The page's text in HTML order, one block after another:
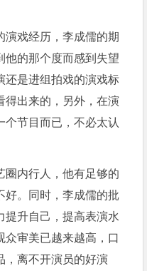
演戏经历，李成儒的期
他的那个度而感到失望
还是进组拍戏的演戏标
得出来的，另外，在演
个节目而已，不必太认
圈内行人，他有足够的
好。同时，李成儒的批
提升自己，提高表演水
众审美已越来越高，口
，离不开演员的好演